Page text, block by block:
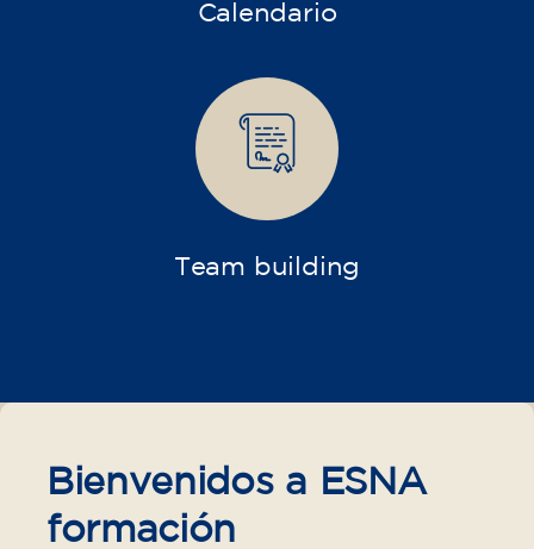
Calendario
Team building
Bienvenidos a ESNA
formación